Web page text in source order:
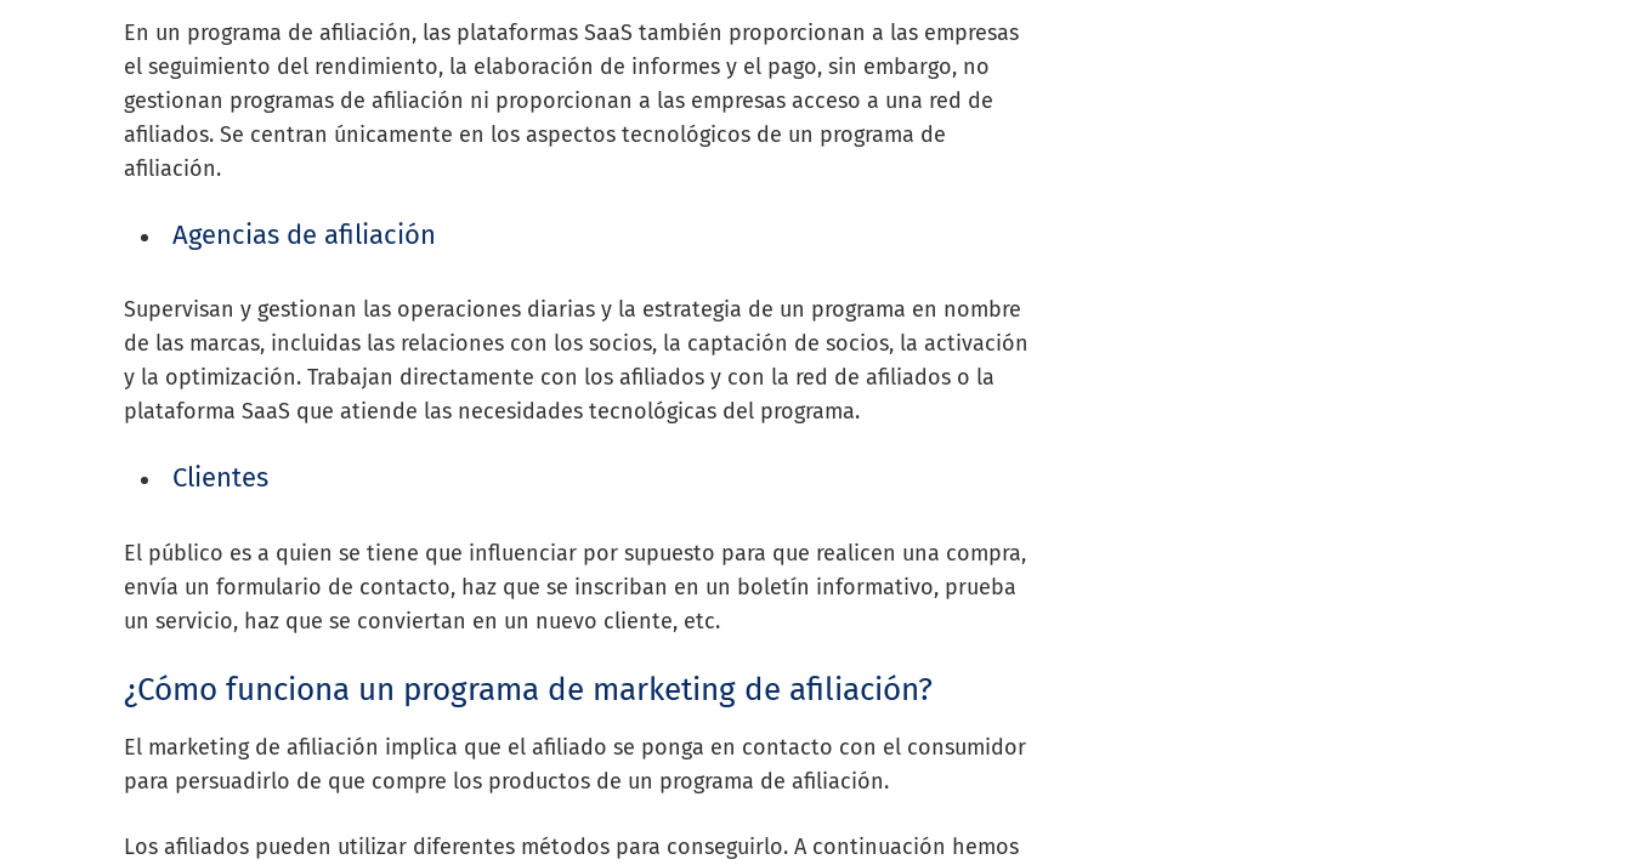
En un programa de afiliación, las plataformas SaaS también proporcionan a las empresas
el seguimiento del rendimiento, la elaboración de informes y el pago, sin embargo, no
gestionan programas de afiliación ni proporcionan a las empresas acceso a una red de
afiliados. Se centran únicamente en los aspectos tecnológicos de un programa de
afiliación.
Agencias de afiliación
Supervisan y gestionan las operaciones diarias y la estrategia de un programa en nombre
de las marcas, incluidas las relaciones con los socios, la captación de socios, la activación
y la optimización. Trabajan directamente con los afiliados y con la red de afiliados o la
plataforma SaaS que atiende las necesidades tecnológicas del programa.
Clientes
El público es a quien se tiene que influenciar por supuesto para que realicen una compra,
envía un formulario de contacto, haz que se inscriban en un boletín informativo, prueba
un servicio, haz que se conviertan en un nuevo cliente, etc.
¿Cómo funciona un programa de marketing de afiliación?
El marketing de afiliación implica que el afiliado se ponga en contacto con el consumidor
para persuadirlo de que compre los productos de un programa de afiliación.
Los afiliados pueden utilizar diferentes métodos para conseguirlo. A continuación hemos